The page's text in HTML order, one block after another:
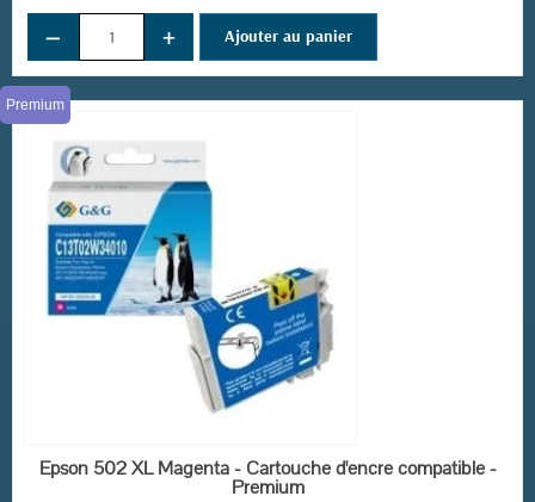
− + Ajouter au panier
EN STOCK
Premium
Epson 502 XL Magenta - Cartouche d'encre compatible -
Premium